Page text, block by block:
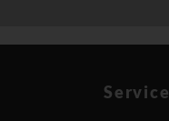
Service